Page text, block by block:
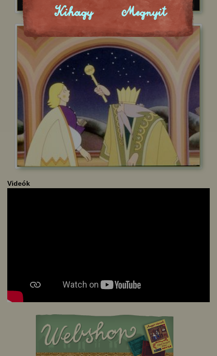
Videók
Kihagy Megnyit